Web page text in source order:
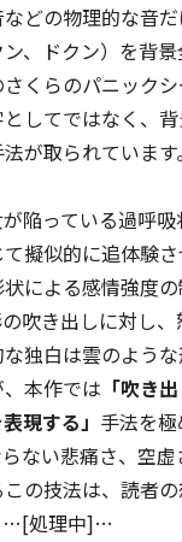
どの物理的な音
、ドクン）を背
くらのパニック
してではなく、
が取られています。
陥っている過呼
擬似的に追体験
による感情強度
吹き出しに対し
独白は雲のよう
本作では 「吹き
現する」 手法を
ない悲痛さ、空
の技法は、読者
…[処理中]…